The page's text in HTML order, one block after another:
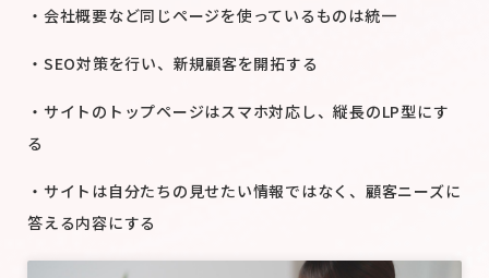
・会社概要など同じページを使っているものは統一
・SEO対策を行い、新規顧客を開拓する
・サイトのトップページはスマホ対応し、縦長のLP型にす
る
・サイトは自分たちの見せたい情報ではなく、顧客ニーズに
答える内容にする